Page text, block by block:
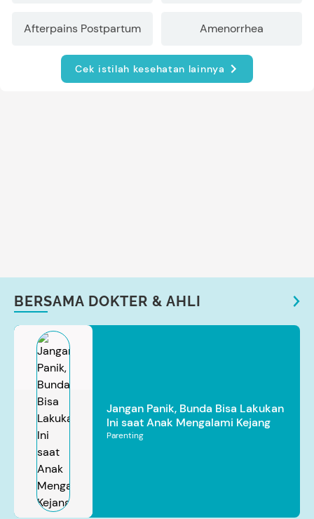
Afterpains Postpartum Amenorrhea
Cek istilah kesehatan lainnya
BERSAMA DOKTER & AHLI
Jangan Panik, Bunda Bisa Lakukan
Ini saat Anak Mengalami Kejang
Parenting